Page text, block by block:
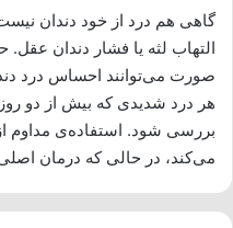
گاهی هم درد از خود دندان
التهاب لثه یا فشار دندان
صورت می‌توانند احساس درد
هر درد شدیدی که بیش از دو
بررسی شود. استفاده‌ی
می‌کند، در حالی که درمان